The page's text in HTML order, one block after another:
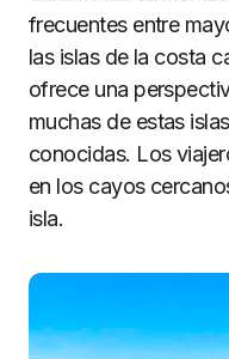
frecuentes entre
las islas de la costa
ofrece una
muchas de estas
conocidas. Los
en los cayos
isla.